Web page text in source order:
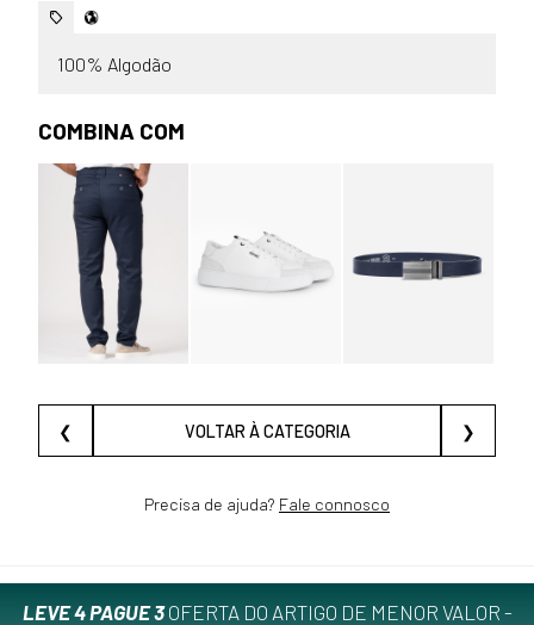
100% Algodão
COMBINA COM
❮ VOLTAR À CATEGORIA ❯
Precisa de ajuda? Fale connosco
LEVE 4 PAGUE 3OFERTA DO ARTIGO DE MENOR VALOR -